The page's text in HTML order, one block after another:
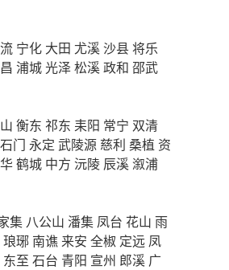
宁化 大田 尤溪沙县将乐
浦城光泽松溪政和 邵武
衡东 祁东 耒阳 常宁 双清
石门 永定 武陵源 慈利 桑植 资
鹤城 中方 沅陵 辰溪 溆浦
集 八公山 潘集 凤台 花山 雨
琅琊 南谯 来安 全椒 定远 凤
东至 石台 青阳 宣州 郎溪 广